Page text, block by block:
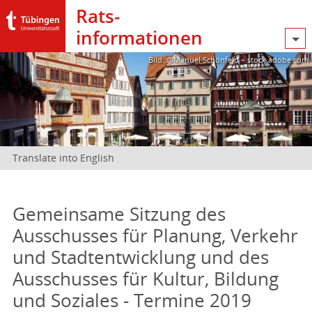
Rats­
informationen
Bild: @Manuel Schönfeld – stock.adobe.com
Translate into English
Gemeinsame Sitzung des
Ausschusses für Planung, Verkehr
und Stadtentwicklung und des
Ausschusses für Kultur, Bildung
und Soziales - Termine 2019